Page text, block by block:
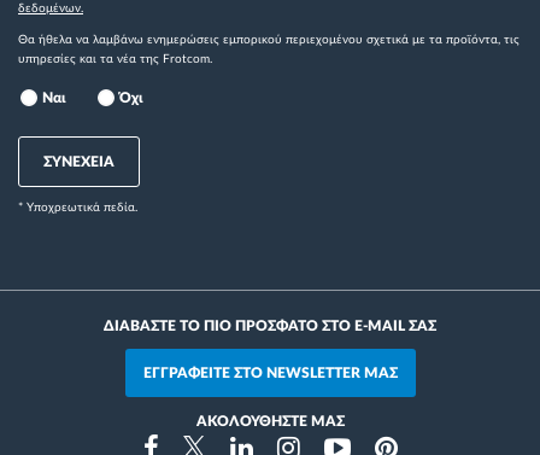
δεδομένων.
Θα ήθελα να λαμβάνω ενημερώσεις εμπορικού περιεχομένου σχετικά με τα προϊόντα, τις
υπηρεσίες και τα νέα της Frotcom.
Ναι Όχι
ΣΥΝΕΧΕΙΑ
* Yποχρεωτικά πεδία.
ΔΙΑΒΑΣΤΕ ΤΟ ΠΙΟ ΠΡΟΣΦΑΤΟ ΣΤΟ E-MAIL ΣΑΣ
ΕΓΓΡΑΦΕΙΤΕ ΣΤΟ NEWSLETTER ΜΑΣ
ΑΚΟΛΟΥΘΗΣΤΕ ΜΑΣ